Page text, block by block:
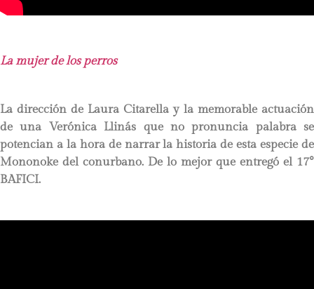
La mujer de los perros
La dirección de Laura Citarella y la memorable actuación
de una Verónica Llinás que no pronuncia palabra se
potencian a la hora de narrar la historia de esta especie de
Mononoke del conurbano. De lo mejor que entregó el 17°
BAFICI.